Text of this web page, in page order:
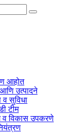
आहोत
उत्पादने
व सुविधा
टीम
विकास उपकरणे